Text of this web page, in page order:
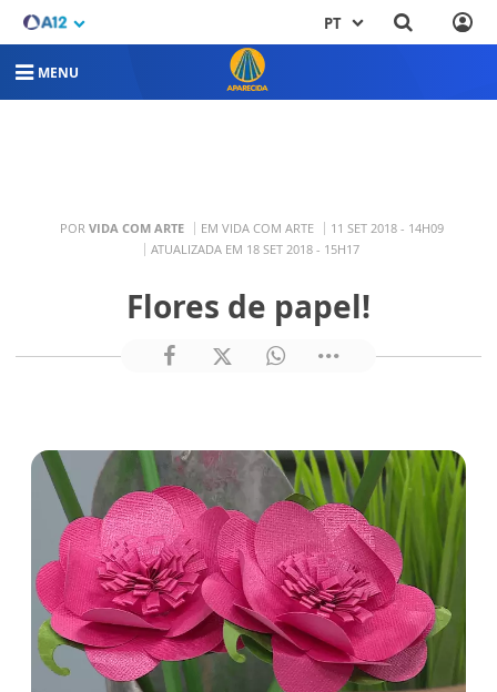
PT
MENU
POR VIDA COM ARTE EM VIDA COM ARTE
11 SET 2018 - 14H09
ATUALIZADA EM 18 SET 2018 - 15H17
Flores de papel!